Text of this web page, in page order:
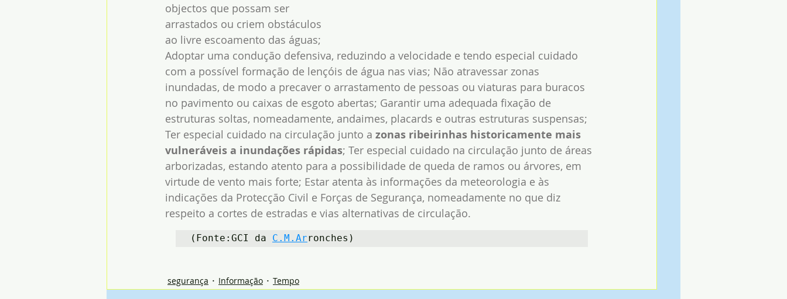
objectos que possam ser
arrastados ou criem obstáculos
ao livre escoamento das águas;
Adoptar uma condução defensiva, reduzindo a velocidade e tendo especial cuidado
com a possível formação de lençóis de água nas vias; Não atravessar zonas
inundadas, de modo a precaver o arrastamento de pessoas ou viaturas para buracos
no pavimento ou caixas de esgoto abertas; Garantir uma adequada fixação de
estruturas soltas, nomeadamente, andaimes, placards e outras estruturas suspensas;
Ter especial cuidado na circulação junto a zonas ribeirinhas historicamente mais
vulneráveis a inundações rápidas; Ter especial cuidado na circulação junto de áreas
arborizadas, estando atento para a possibilidade de queda de ramos ou árvores, em
virtude de vento mais forte; Estar atenta às informações da meteorologia e às
indicações da Protecção Civil e Forças de Segurança, nomeadamente no que diz
respeito a cortes de estradas e vias alternativas de circulação.
(Fonte:GCI da C.M.Arronches)
segurança Informação Tempo